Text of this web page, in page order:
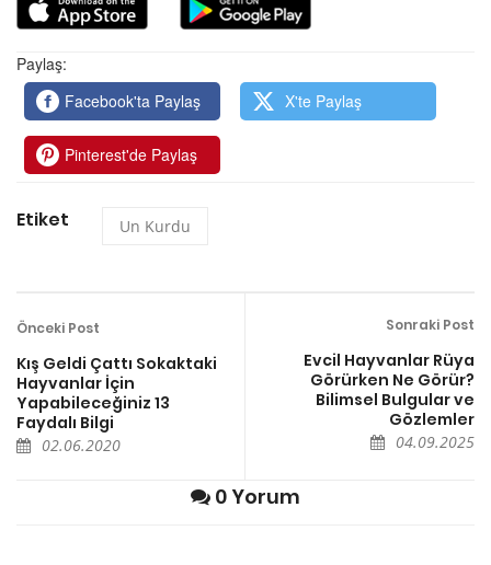
Paylaş:
Facebook'ta Paylaş
X'te Paylaş
Pinterest'de Paylaş
Etiket Un Kurdu
Önceki Post
Kış Geldi Çattı Sokaktaki
Hayvanlar İçin
Yapabileceğiniz 13
Faydalı Bilgi
02.06.2020
Sonraki Post
Evcil Hayvanlar Rüya
Görürken Ne Görür?
Bilimsel Bulgular ve
Gözlemler
04.09.2025
0 Yorum